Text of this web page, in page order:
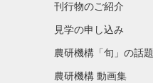
刊行物のご紹介
見学の申し込み
農研機構「旬」の話題
農研機構 動画集